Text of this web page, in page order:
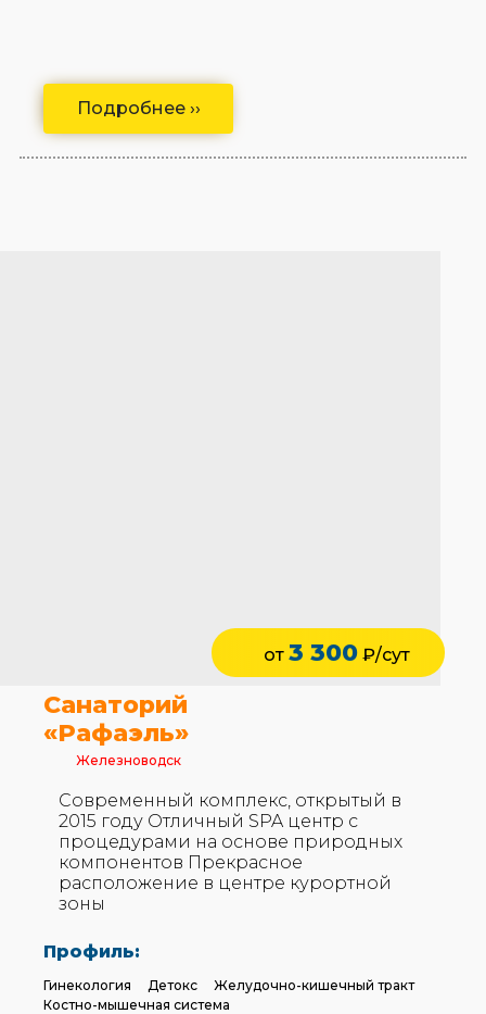
Подробнее ››
Санаторий
«Рафаэль»
Железноводск
Современный комплекс, открытый в
2015 году Отличный SPA центр с
процедурами на основе природных
компонентов Прекрасное
расположение в центре курортной
зоны
Профиль:
Гинекология Детокс
Желудочно-кишечный тракт
Костно-мышечная система
от 3 300₽/сут